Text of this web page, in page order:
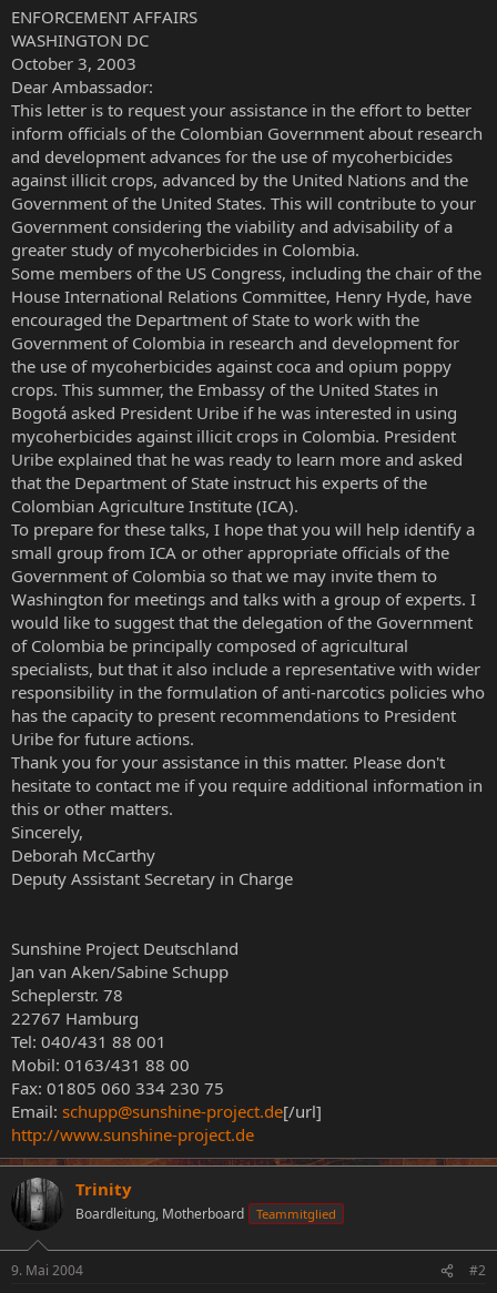
ENFORCEMENT AFFAIRS
WASHINGTON DC
October 3, 2003
Dear Ambassador:
This letter is to request your assistance in the effort to better
inform officials of the Colombian Government about research
and development advances for the use of mycoherbicides
against illicit crops, advanced by the United Nations and the
Government of the United States. This will contribute to your
Government considering the viability and advisability of a
greater study of mycoherbicides in Colombia.
Some members of the US Congress, including the chair of the
House International Relations Committee, Henry Hyde, have
encouraged the Department of State to work with the
Government of Colombia in research and development for
the use of mycoherbicides against coca and opium poppy
crops. This summer, the Embassy of the United States in
Bogotá asked President Uribe if he was interested in using
mycoherbicides against illicit crops in Colombia. President
Uribe explained that he was ready to learn more and asked
that the Department of State instruct his experts of the
Colombian Agriculture Institute (ICA).
To prepare for these talks, I hope that you will help identify a
small group from ICA or other appropriate officials of the
Government of Colombia so that we may invite them to
Washington for meetings and talks with a group of experts. I
would like to suggest that the delegation of the Government
of Colombia be principally composed of agricultural
specialists, but that it also include a representative with wider
responsibility in the formulation of anti-narcotics policies who
has the capacity to present recommendations to President
Uribe for future actions.
Thank you for your assistance in this matter. Please don't
hesitate to contact me if you require additional information in
this or other matters.
Sincerely,
Deborah McCarthy
Deputy Assistant Secretary in Charge
Sunshine Project Deutschland
Jan van Aken/Sabine Schupp
Scheplerstr. 78
22767 Hamburg
Tel: 040/431 88 001
Mobil: 0163/431 88 00
Fax: 01805 060 334 230 75
Email: schupp@sunshine-project.de[/url]
http://www.sunshine-project.de
Trinity
Boardleitung, Motherboard Teammitglied
9. Mai 2004 #2